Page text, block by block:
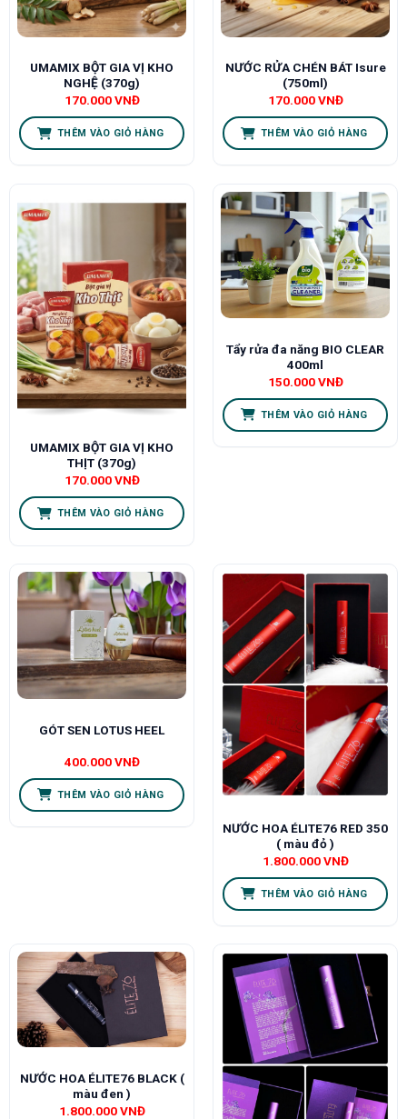
UMAMIX BỘT GIA VỊ KHO
NGHỆ (370g)
170.000VNĐ
THÊM VÀO GIỎ HÀNG
NƯỚC RỬA CHÉN BÁT Isure
(750ml)
170.000VNĐ
THÊM VÀO GIỎ HÀNG
UMAMIX BỘT GIA VỊ KHO
THỊT (370g)
170.000VNĐ
THÊM VÀO GIỎ HÀNG
Tẩy rửa đa năng BIO CLEAR
400ml
150.000VNĐ
THÊM VÀO GIỎ HÀNG
GÓT SEN LOTUS HEEL
400.000VNĐ
THÊM VÀO GIỎ HÀNG
NƯỚC HOA ÉLITE76 RED 350
( màu đỏ )
1.800.000VNĐ
THÊM VÀO GIỎ HÀNG
NƯỚC HOA ÉLITE76 BLACK (
màu đen )
1.800.000VNĐ